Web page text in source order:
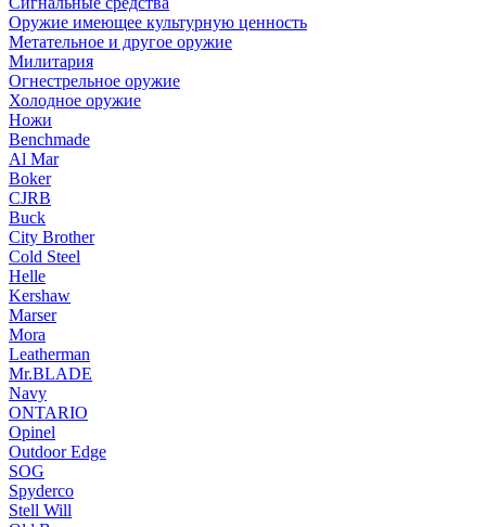
Оружие имеющее культурную ценность
Метательное и другое оружие
Милитария
Огнестрельное оружие
Холодное оружие
Ножи
Benchmade
Al Mar
Boker
CJRB
Buck
City Brother
Cold Steel
Helle
Kershaw
Marser
Mora
Leatherman
Mr.BLADE
Navy
ONTARIO
Opinel
Outdoor Edge
SOG
Spyderco
Stell Will